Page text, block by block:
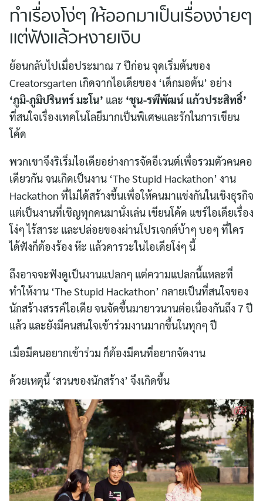
ทำเรื่องโง่ๆ ให้ออกมาเป็นเรื่องง่ายๆ
แต่ฟังแล้วหงายเงิบ
ย้อนกลับไปเมื่อประมาณ 7 ปีก่อน จุดเริ่มต้นของ
Creatorsgarten เกิดจากไอเดียของ ‘เด็กมอต้น’ อย่าง
‘ภูมิ-ภูมิปรินทร์ มะโน’ และ ‘ชุน-รพีพัฒน์ แก้วประสิทธิ์’
ที่สนใจเรื่องเทคโนโลยีมากเป็นพิเศษและรักในการเขียน
โค้ด
พวกเขาจึงริเริ่มไอเดียอย่างการจัดอีเวนต์เพื่อรวมตัวคนคอ
เดียวกัน จนเกิดเป็นงาน ‘The Stupid Hackathon’ งาน
Hackathon ที่ไม่ได้สร้างขึ้นเพื่อให้คนมาแข่งกันในเชิงธุรกิจ
แต่เป็นงานที่เชิญทุกคนมานั่งเล่น เขียนโค้ด แชร์ไอเดียเรื่อง
โง่ๆ ไร้สาระ และปล่อยของผ่านโปรเจกต์บ้าๆ บอๆ ที่ใคร
ได้ฟังก็ต้องร้อง ห๊ะ แล้วคารวะในไอเดียโง่ๆ นี้
ถึงอาจจะฟังดูเป็นงานแปลกๆ แต่ความแปลกนี้แหละที่
ทำให้งาน ‘The Stupid Hackathon’ กลายเป็นที่สนใจของ
นักสร้างสรรค์ไอเดีย จนจัดขึ้นมายาวนานต่อเนื่องกันถึง 7 ปี
แล้ว และยังมีคนสนใจเข้าร่วมงานมากขึ้นในทุกๆ ปี
เมื่อมีคนอยากเข้าร่วม ก็ต้องมีคนที่อยากจัดงาน
ด้วยเหตุนี้ ‘สวนของนักสร้าง’ จึงเกิดขึ้น